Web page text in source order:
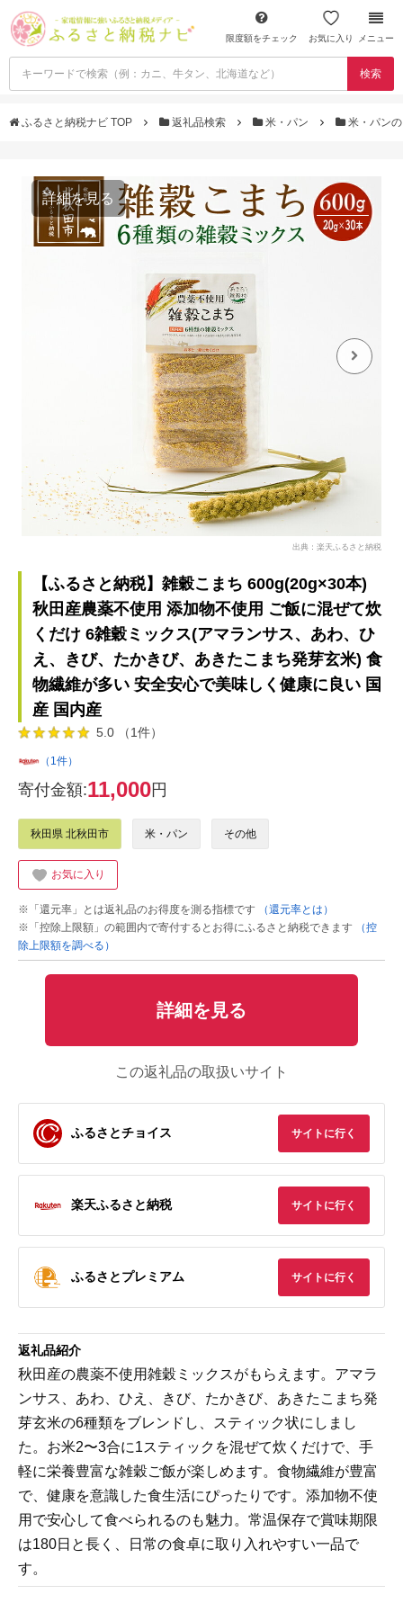
限度額をチェック お気に入り メニュー
検索
ふるさと納税ナビ TOP 返礼品検索 米・パン 米・パン
詳細を見る
出典：楽天ふるさと納税
【ふるさと納税】雑穀こまち 600g(20g×30本)
秋田産農薬不使用 添加物不使用 ご飯に混ぜて炊
くだけ 6雑穀ミックス(アマランサス、あわ、ひ
え、きび、たかきび、あきたこまち発芽玄米) 食
物繊維が多い 安全安心で美味しく健康に良い 国
産 国内産
5.0 （1件）
（1件）
寄付金額:11,000円
秋田県 北秋田市 米・パン その他
お気に入り
※「還元率」とは返礼品のお得度を測る指標です
（還元率とは）
※「控除上限額」の範囲内で寄付するとお得にふるさと納税できます
（控
除上限額を調べる）
詳細を見る
この返礼品の取扱いサイト
ふるさとチョイス サイトに行く
楽天ふるさと納税 サイトに行く
ふるさとプレミアム サイトに行く
返礼品紹介
秋田産の農薬不使用雑穀ミックスがもらえます。アマラ
ンサス、あわ、ひえ、きび、たかきび、あきたこまち発
芽玄米の6種類をブレンドし、スティック状にしまし
た。お米2〜3合に1スティックを混ぜて炊くだけで、手
軽に栄養豊富な雑穀ご飯が楽しめます。食物繊維が豊富
で、健康を意識した食生活にぴったりです。添加物不使
用で安心して食べられるのも魅力。常温保存で賞味期限
は180日と長く、日常の食卓に取り入れやすい一品で
す。